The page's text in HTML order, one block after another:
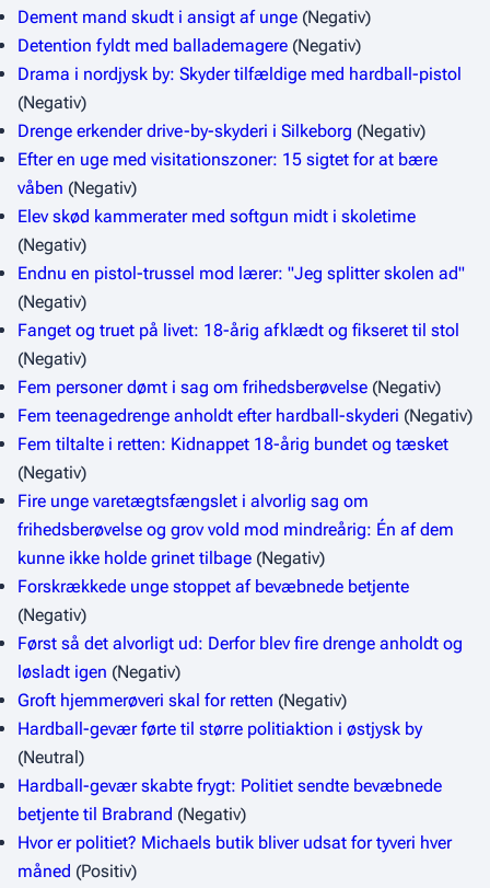
Dement mand skudt i ansigt af unge (Negativ)
Detention fyldt med ballademagere (Negativ)
Drama i nordjysk by: Skyder tilfældige med hardball-pistol
(Negativ)
Drenge erkender drive-by-skyderi i Silkeborg (Negativ)
Efter en uge med visitationszoner: 15 sigtet for at bære
våben (Negativ)
Elev skød kammerater med softgun midt i skoletime
(Negativ)
Endnu en pistol-trussel mod lærer: "Jeg splitter skolen ad"
(Negativ)
Fanget og truet på livet: 18-årig afklædt og fikseret til stol
(Negativ)
Fem personer dømt i sag om frihedsberøvelse (Negativ)
Fem teenagedrenge anholdt efter hardball-skyderi (Negativ)
Fem tiltalte i retten: Kidnappet 18-årig bundet og tæsket
(Negativ)
Fire unge varetægtsfængslet i alvorlig sag om
frihedsberøvelse og grov vold mod mindreårig: Én af dem
kunne ikke holde grinet tilbage (Negativ)
Forskrækkede unge stoppet af bevæbnede betjente
(Negativ)
Først så det alvorligt ud: Derfor blev fire drenge anholdt og
løsladt igen (Negativ)
Groft hjemmerøveri skal for retten (Negativ)
Hardball-gevær førte til større politiaktion i østjysk by
(Neutral)
Hardball-gevær skabte frygt: Politiet sendte bevæbnede
betjente til Brabrand (Negativ)
Hvor er politiet? Michaels butik bliver udsat for tyveri hver
måned (Positiv)